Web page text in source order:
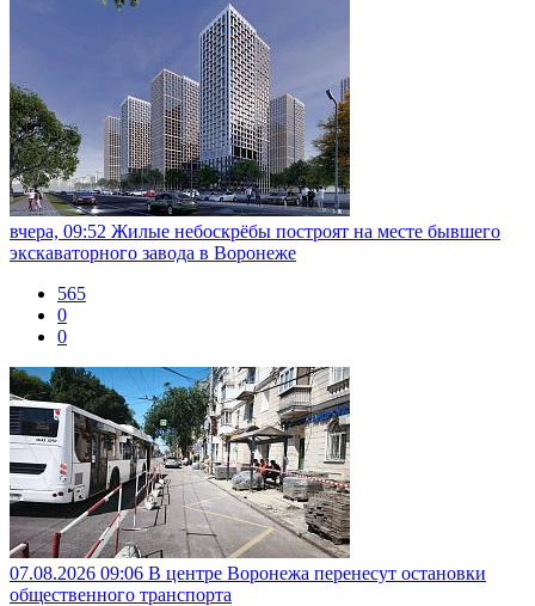
вчера, 09:52 Жилые небоскрёбы построят на месте бывшего
экскаваторного завода в Воронеже
565
0
0
07.08.2026 09:06 В центре Воронежа перенесут остановки
общественного транспорта